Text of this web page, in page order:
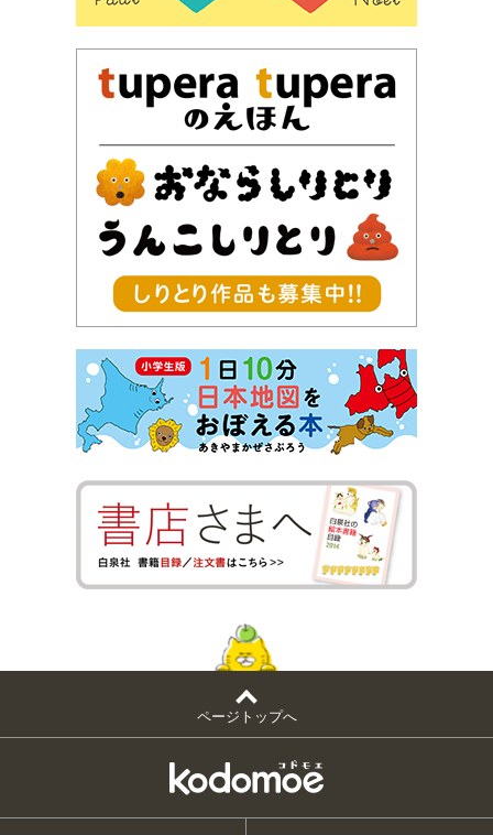
ページトップへ